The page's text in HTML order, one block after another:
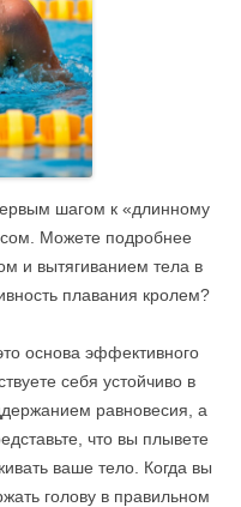
шагом к «длинному
Можете подробнее
и вытягиванием тела в
плавания кролем?
основа эффективного
себя устойчиво в
равновесия, а
что вы плывете
ваше тело. Когда вы
голову в правильном